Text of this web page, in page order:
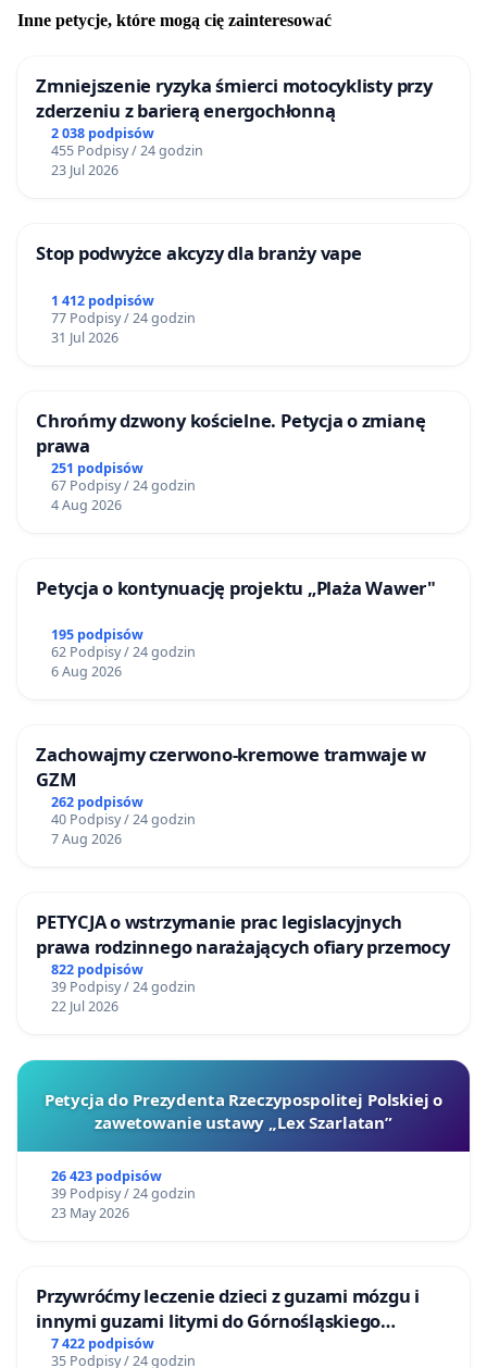
Inne petycje, które mogą cię zainteresować
Zmniejszenie ryzyka śmierci motocyklisty przy
zderzeniu z barierą energochłonną
2 038 podpisów
455 Podpisy / 24 godzin
23 Jul 2026
Stop podwyżce akcyzy dla branży vape
1 412 podpisów
77 Podpisy / 24 godzin
31 Jul 2026
Chrońmy dzwony kościelne. Petycja o zmianę
prawa
251 podpisów
67 Podpisy / 24 godzin
4 Aug 2026
Petycja o kontynuację projektu „Plaża Wawer"
195 podpisów
62 Podpisy / 24 godzin
6 Aug 2026
Zachowajmy czerwono-kremowe tramwaje w
GZM
262 podpisów
40 Podpisy / 24 godzin
7 Aug 2026
PETYCJA o wstrzymanie prac legislacyjnych
prawa rodzinnego narażających ofiary przemocy
822 podpisów
39 Podpisy / 24 godzin
22 Jul 2026
Petycja do Prezydenta Rzeczypospolitej Polskiej o
zawetowanie ustawy „Lex Szarlatan”
26 423 podpisów
39 Podpisy / 24 godzin
23 May 2026
Przywróćmy leczenie dzieci z guzami mózgu i
innymi guzami litymi do Górnośląskiego
Centrum Zdrowia Dziecka w Katowicach
7 422 podpisów
35 Podpisy / 24 godzin